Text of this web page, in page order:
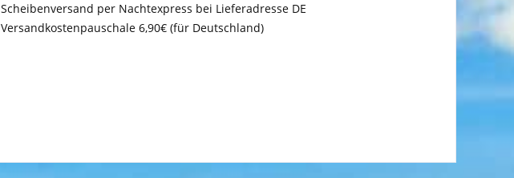
Scheibenversand per Nachtexpress bei Lieferadresse DE
Versandkostenpauschale 6,90€ (für Deutschland)